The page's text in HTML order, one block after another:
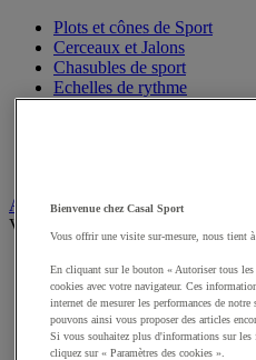
Plots et cônes de Sport
Cerceaux et Jalons
Chasubles de sport
Echelles de rythme
Arbitrage, Coaching
Voir tous les produits
Sifflets
Chronomètres de Sport
Tableaux tactiques
Brassards de sport
Cartons, plaquettes et
Bienvenue chez Casal Sport
Vous offrir une visite sur-mesure, nous tient
En cliquant sur le bouton « Autoriser tous
cookies avec votre navigateur. Ces
internet de mesurer les performances de
pouvons ainsi vous proposer des articles
Si vous souhaitez plus d'informations sur les
cliquez sur « Paramètres des cookies ».